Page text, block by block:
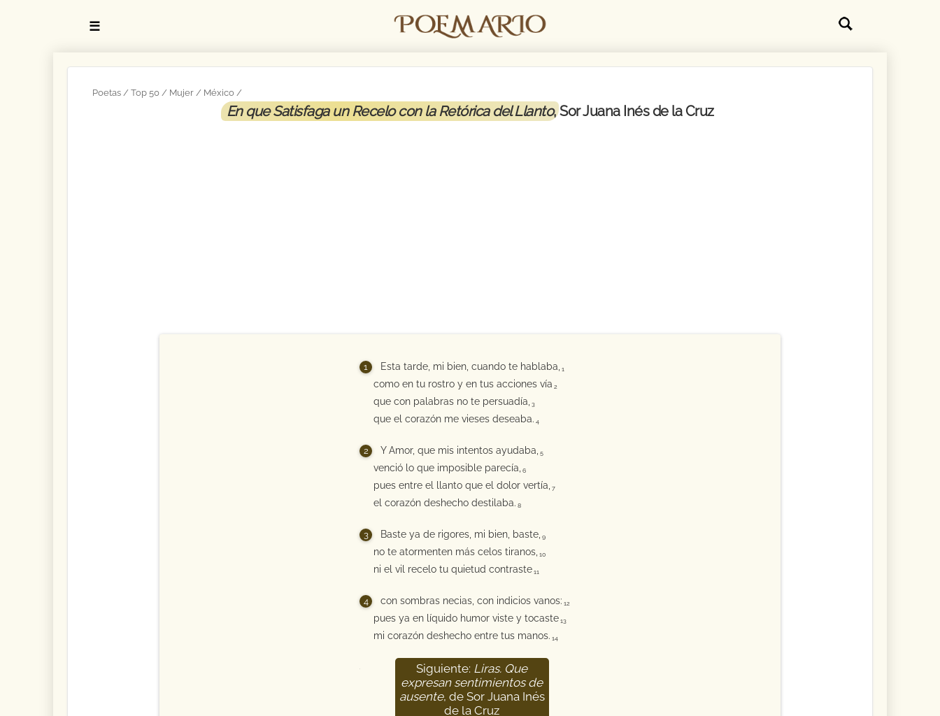
☰
Poetas Top 50 Mujer México
En que Satisfaga un Recelo con la Retórica del Llanto, Sor Juana Inés de la Cruz
Esta tarde, mi bien, cuando te hablaba, 1
como en tu rostro y en tus acciones vía 2
que con palabras no te persuadía, 3
que el corazón me vieses deseaba. 4
Y Amor, que mis intentos ayudaba, 5
venció lo que imposible parecía, 6
pues entre el llanto que el dolor vertía, 7
el corazón deshecho destilaba. 8
Baste ya de rigores, mi bien, baste, 9
no te atormenten más celos tiranos, 10
ni el vil recelo tu quietud contraste 11
con sombras necias, con indicios vanos: 12
pues ya en líquido humor viste y tocaste 13
mi corazón deshecho entre tus manos. 14
Siguiente: Liras. Que
expresan sentimientos de
ausente, de Sor Juana Inés
de la Cruz